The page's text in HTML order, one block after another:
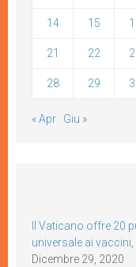
14 15
21 22
28 29
« Apr Giu »
Il Vaticano offre 20
universale ai
Dicembre 29, 2020